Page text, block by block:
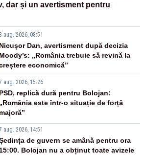
dar și un avertisment pentru
8 aug. 2026, 08:51
Nicușor Dan, avertisment după decizia
Moody’s: „România trebuie să revină la
economică”
aug. 2026, 15:26
PSD, replică dură pentru Bolojan:
„România este într-o situație de forță
majoră”
aug. 2026, 14:51
de guvern se amână pentru ora
15:00. Bolojan nu a obținut toate avizele